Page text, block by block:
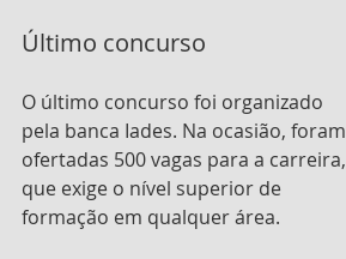
Último concurso
O último concurso foi organizado
pela banca Iades. Na ocasião, foram
ofertadas 500 vagas para a carreira,
que exige o nível superior de
formação em qualquer área.